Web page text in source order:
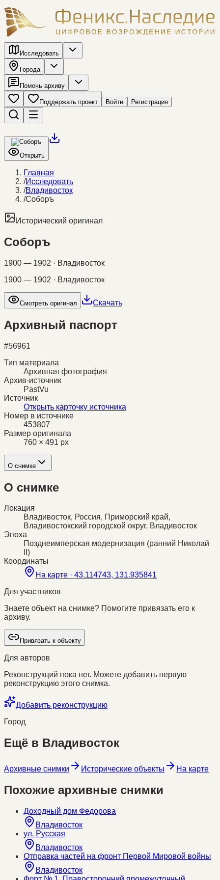
Исследовать
Города
Помочь архиву
Поддержать проект Войти Регистрация
Открыть
Главная
/Исследовать
/Владивосток
/Соборъ
Исторический оригинал
Соборъ
1900 — 1902 · Владивосток
1900 — 1902 · Владивосток
Смотреть оригинал Скачать
Архивный паспорт
#56961
Тип материала
Архивная фотография
Архив-источник
PastVu
Источник
Открыть карточку источника
Номер в источнике
453807
Размер оригинала
760 × 491 px
О снимке
О снимке
Локация
Владивосток, Россия, Приморский край,
Владивостокский городской округ, Владивосток
Эпоха
Позднеимперская модернизация (ранний Николай
II)
Координаты
На карте · 43.114743, 131.935841
Для участников
Знаете объект на снимке? Помогите привязать его к
архиву.
Привязать к объекту
Для авторов
Реконструкций пока нет. Можете добавить первую
реконструкцию этого снимка.
Добавить реконструкцию
Город
Ещё в Владивосток
Архивные снимки Исторические объекты На карте
Похожие архивные снимки
Доходный дом Федорова
Владивосток
ул. Русская
Владивосток
Отправка частей на фронт Первой Мировой войны
Владивосток